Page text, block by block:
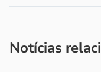
Notícias